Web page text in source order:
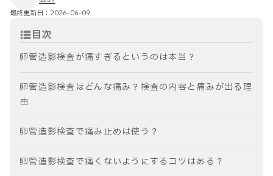
最終更新日： 2026-06-09
目次
卵管造影検査が痛すぎるというのは本当？
卵管造影検査はどんな痛み？検査の内容と痛みが出る理
由
卵管造影検査で痛み止めは使う？
卵管造影検査で痛くないようにするコツはある？